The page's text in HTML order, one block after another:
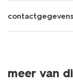
contactgegevens
meer van
3 stuks